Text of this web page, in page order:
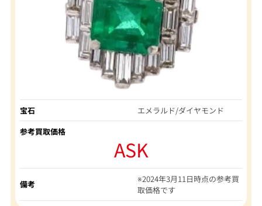
宝石
エメラルド/ダイヤモンド
参考買取価格
ASK
備考
※2024年3月11日時点の参考買
取価格です